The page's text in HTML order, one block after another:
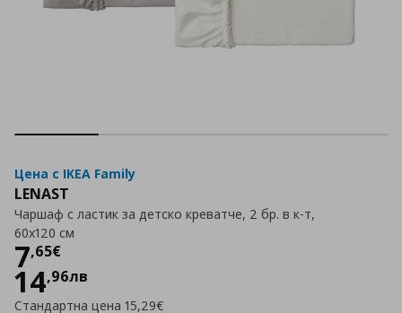
Цена с IKEA Family
LENAST
Чаршаф с ластик за детско креватче, 2 бр. в к-т,
60x120 см
7,65€
Цена
14,96лв
Стандартна цена 15,29€